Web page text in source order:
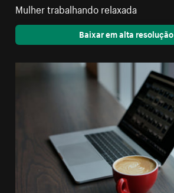
Mulher trabalhando relaxada
Baixar em alta resolução